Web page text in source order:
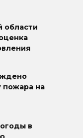
области
пожара на
в